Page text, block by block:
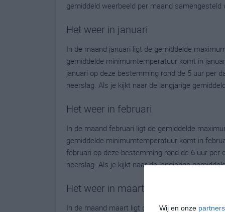
Wij en onze partners
gemiddeld weerbeeld per maand samengesteld
Het weer in januari
In de maand januari ligt de gemiddelde
gemiddelde minimumtemperatuur komt in
januari op deze bestemming rond de 5 uur per
neerslag. Als je kijkt naar de langjarige
Het weer in februari
In de maand februari ligt de gemiddelde
gemiddelde minimumtemperatuur komt in
februari op deze bestemming rond de 6 uur per
neerslag. Als je kijkt naar de langjarige
Het weer in maart
In de maand maart ligt de gemiddelde